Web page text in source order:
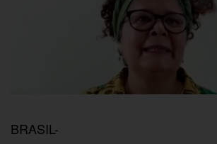
BRASIL-